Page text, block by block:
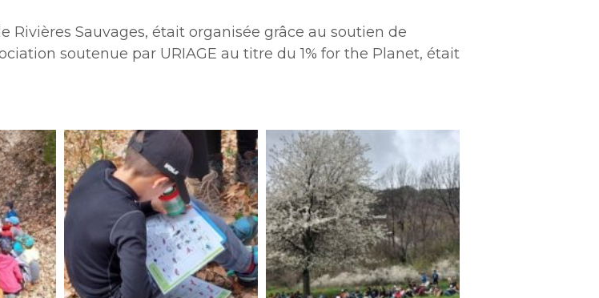
Sauvages, était organisée grâce au soutien de
soutenue par URIAGE au titre du 1% for the Planet, était
rif-
garcin-
3
rif-
garcin-
4